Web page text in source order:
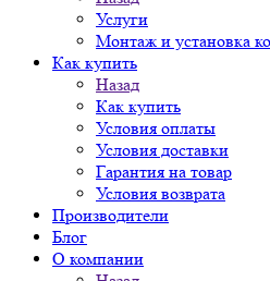
Услуги
Монтаж и установка
Как купить
Назад
Как купить
Условия оплаты
Условия доставки
Гарантия на товар
Условия возврата
Производители
Блог
О компании